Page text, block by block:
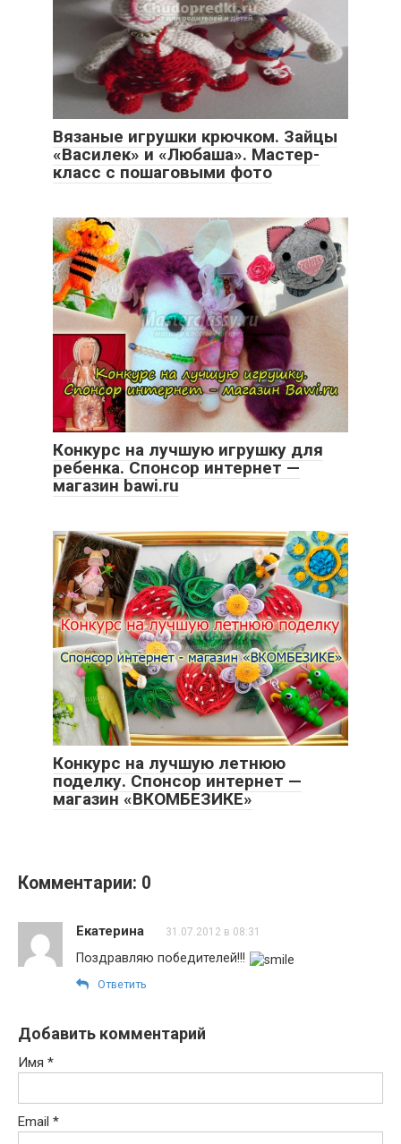
Вязаные игрушки крючком. Зайцы
«Василек» и «Любаша». Мастер-
класс с пошаговыми фото
Конкурс на лучшую игрушку для
ребенка. Спонсор интернет —
магазин bawi.ru
Конкурс на лучшую летнюю
поделку. Спонсор интернет —
магазин «ВКОМБЕЗИКЕ»
Комментарии: 0
Екатерина 31.07.2012 в 08:31
Поздравляю победителей!!!
Ответить
Добавить комментарий
Имя *
Email *